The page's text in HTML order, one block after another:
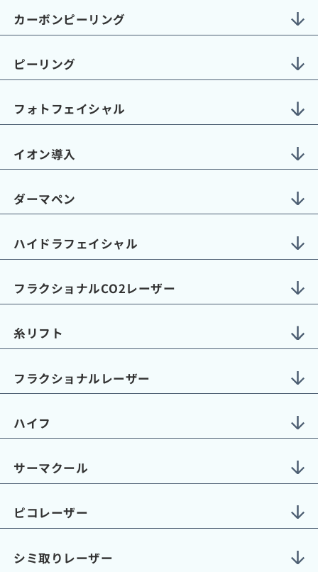
カーボンピーリング
ピーリング
フォトフェイシャル
イオン導入
ダーマペン
ハイドラフェイシャル
フラクショナルCO2レーザー
糸リフト
フラクショナルレーザー
ハイフ
サーマクール
ピコレーザー
シミ取りレーザー